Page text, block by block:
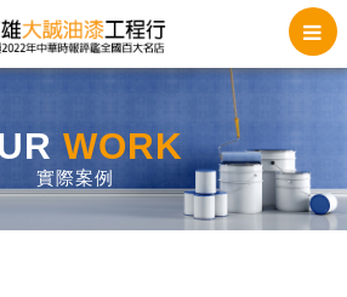
WORK
實際案例